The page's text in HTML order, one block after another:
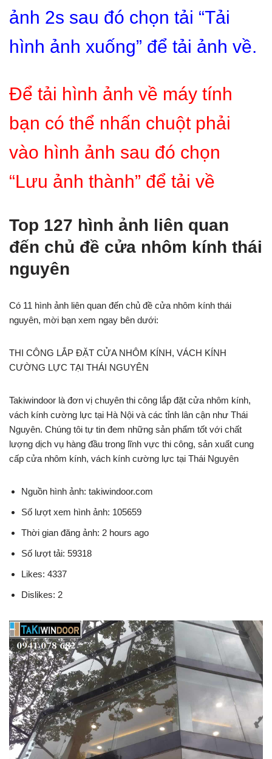
ảnh 2s sau đó chọn tải “Tải
hình ảnh xuống” để tải ảnh về.
Để tải hình ảnh về máy tính
bạn có thể nhấn chuột phải
vào hình ảnh sau đó chọn
“Lưu ảnh thành” để tải về
Top 127 hình ảnh liên quan
đến chủ đề cửa nhôm kính thái
nguyên
Có 11 hình ảnh liên quan đến chủ đề cửa nhôm kính thái
nguyên, mời bạn xem ngay bên dưới:
THI CÔNG LẮP ĐẶT CỬA NHÔM KÍNH, VÁCH KÍNH
CƯỜNG LỰC TẠI THÁI NGUYÊN
Takiwindoor là đơn vị chuyên thi công lắp đặt cửa nhôm kính,
vách kính cường lực tại Hà Nội và các tỉnh lân cận như Thái
Nguyên. Chúng tôi tự tin đem những sản phẩm tốt với chất
lượng dịch vụ hàng đầu trong lĩnh vực thi công, sản xuất cung
cấp cửa nhôm kính, vách kính cường lực tại Thái Nguyên
Nguồn hình ảnh: takiwindoor.com
Số lượt xem hình ảnh: 105659
Thời gian đăng ảnh: 2 hours ago
Số lượt tải: 59318
Likes: 4337
Dislikes: 2